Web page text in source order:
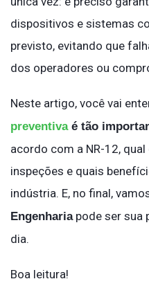
dispositivos e sistemas
previsto, evitando que
dos operadores ou
Neste artigo, você vai
preventivaé tão
acordo com a NR-12,
inspeções e quais
indústria. E, no final,
Engenhariapode ser sua
dia.
Boa leitura!